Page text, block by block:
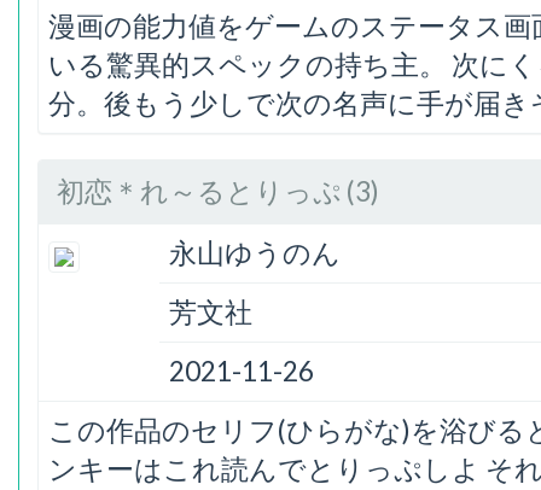
漫画の能力値をゲームのステータス
いる驚異的スペックの持ち主。 次に
分。後もう少しで次の名声に手が届
初恋＊れ～るとりっぷ (3)
永山ゆうのん
芳文社
2021-11-26
この作品のセリフ(ひらがな)を浴び
ンキーはこれ読んでとりっぷしよ そ